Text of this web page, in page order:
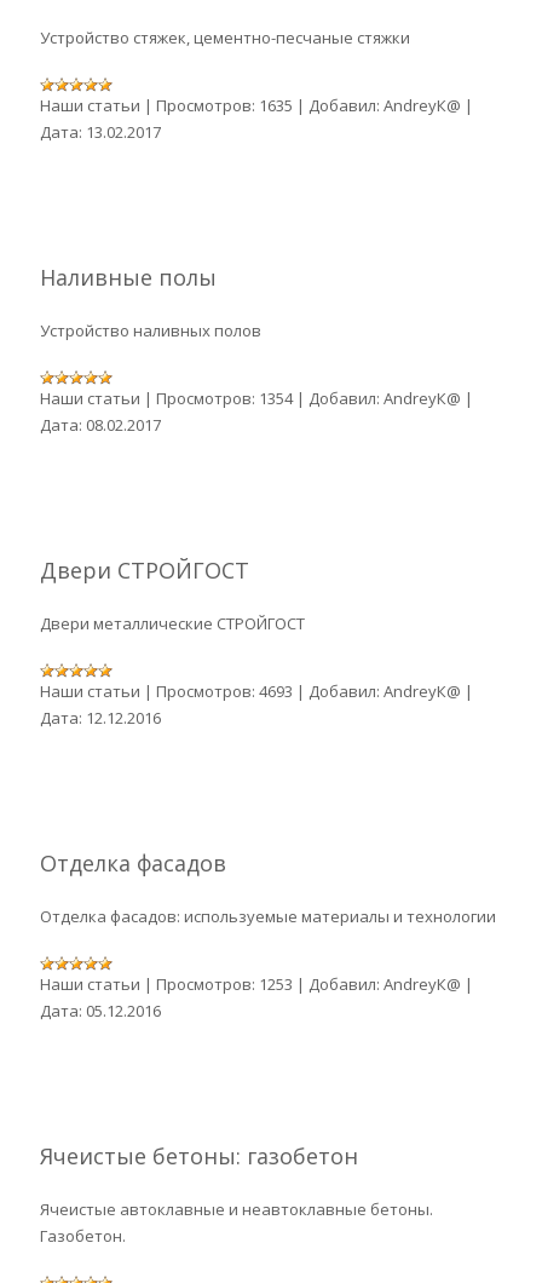
Устройство стяжек, цементно-песчаные стяжки
Наши статьи | Просмотров: 1635 | Добавил: AndreyК@ |
Дата: 13.02.2017
Наливные полы
Устройство наливных полов
Наши статьи | Просмотров: 1354| Добавил: AndreyК@ |
Дата: 08.02.2017
Двери СТРОЙГОСТ
Двери металлические СТРОЙГОСТ
Наши статьи | Просмотров: 4693 | Добавил: AndreyК@ |
Дата: 12.12.2016
Отделка фасадов
Отделка фасадов: используемые материалы и технологии
Наши статьи | Просмотров: 1253 | Добавил: AndreyК@ |
Дата: 05.12.2016
Ячеистые бетоны: газобетон
Ячеистые автоклавные и неавтоклавные бетоны.
Газобетон.